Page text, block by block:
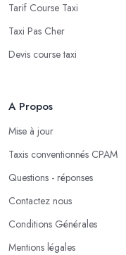
Tarif Course Taxi
Taxi Pas Cher
Devis course taxi
A Propos
Mise à jour
Taxis conventionnés CPAM
Questions - réponses
Contactez nous
Conditions Générales
Mentions légales